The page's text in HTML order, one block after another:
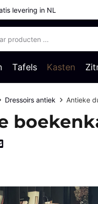
levering in NL
Tafels Kasten
Dressoirs antiek Antieke